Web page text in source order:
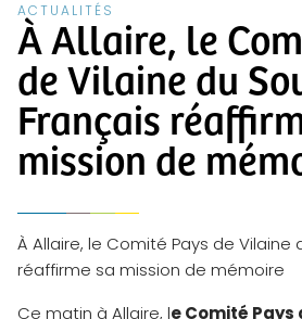
ACTUALITÉS
À Allaire, le
de Vilaine du
Français
mission de
À Allaire, le Comité Pays de Vilaine
réaffirme sa mission de mémoire
Ce matin à Allaire, le Comité Pays